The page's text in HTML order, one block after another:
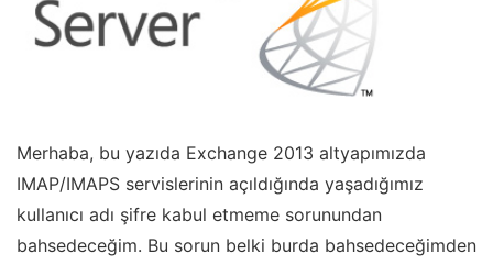
Merhaba, bu yazıda Exchange 2013 altyapımızda
IMAP/IMAPS servislerinin açıldığında yaşadığımız
kullanıcı adı şifre kabul etmeme sorunundan
bahsedeceğim. Bu sorun belki burda bahsedeceğimden